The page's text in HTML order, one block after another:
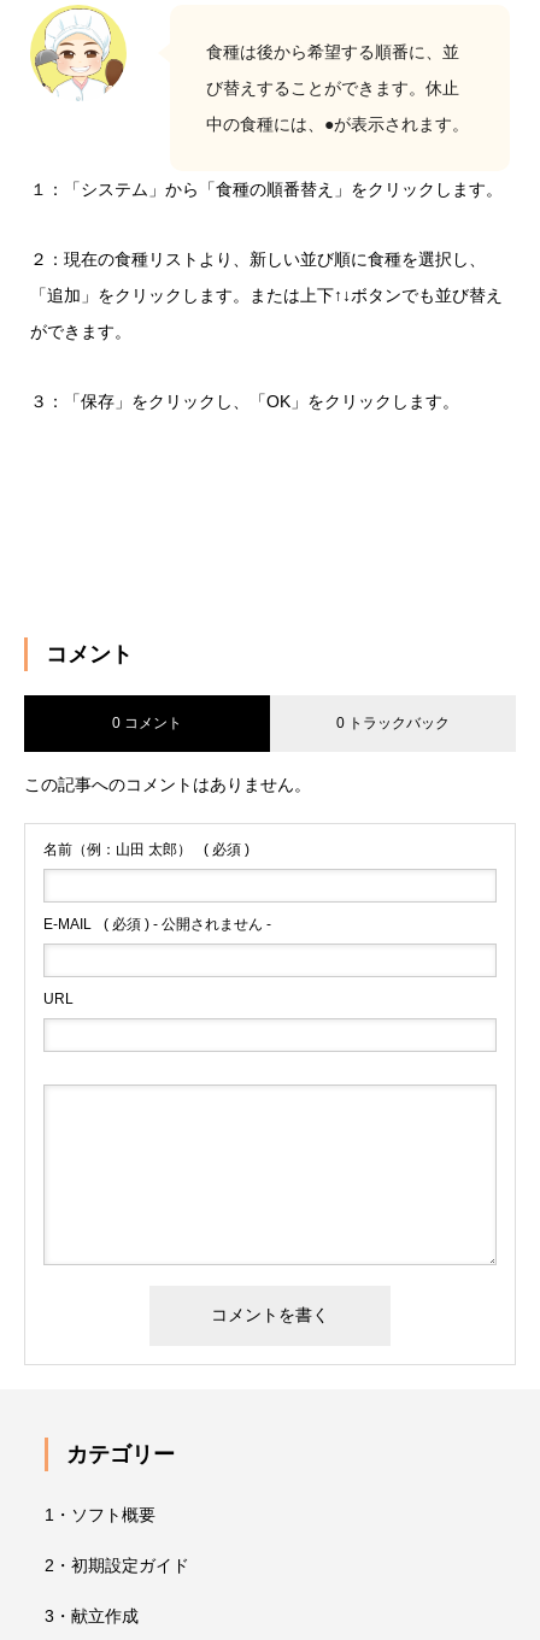
食種は後から希望する順番に、並
び替えすることができます。休止
中の食種には、●が表示されます。
１：「システム」から「食種の順番替え」をクリックします。
２：現在の食種リストより、新しい並び順に食種を選択し、
「追加」をクリックします。または上下↑↓ボタンでも並び替え
ができます。
３：「保存」をクリックし、「OK」をクリックします。
コメント
0 コメント 0 トラックバック
この記事へのコメントはありません。
名前（例：山田 太郎） ( 必須 )
E-MAIL ( 必須 ) - 公開されません -
URL
カテゴリー
1・ソフト概要
2・初期設定ガイド
3・献立作成